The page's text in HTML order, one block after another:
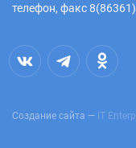
телефон, факс
Создание сайта — IT